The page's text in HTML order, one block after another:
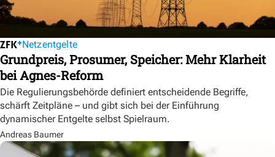
Netzentgelte
Grundpreis, Prosumer, Speicher: Mehr Klarheit
bei Agnes-Reform
Die Regulierungsbehörde definiert entscheidende Begriffe,
schärft Zeitpläne – und gibt sich bei der Einführung
dynamischer Entgelte selbst Spielraum.
Andreas Baumer